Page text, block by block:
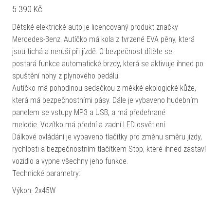
5 390 Kč
Dětské elektrické auto je licencovaný produkt značky
Mercedes-Benz. Autíčko má kola z tvrzené EVA pěny, která
jsou tichá a neruší při jízdě. O bezpečnost dítěte se
postará funkce automatické brzdy, která se aktivuje ihned po
spuštění nohy z plynového pedálu.
Autíčko má pohodlnou sedačkou z měkké ekologické kůže,
která má bezpečnostními pásy. Dále je vybaveno hudebním
panelem se vstupy MP3 a USB, a má předehrané
melodie. Vozítko má přední a zadní LED osvětlení.
Dálkové ovládání je vybaveno tlačítky pro změnu směru jízdy,
rychlosti a bezpečnostním tlačítkem Stop, které ihned zastaví
vozidlo a vypne všechny jeho funkce.
Technické parametry:
Výkon: 2x45W